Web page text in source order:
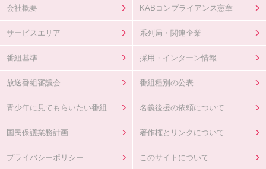
会社概要 KABコンプライアンス憲章
サービスエリア 系列局・関連企業
番組基準 採用・インターン情報
放送番組審議会 番組種別の公表
青少年に見てもらいたい番組 名義後援の依頼について
国民保護業務計画 著作権とリンクについて
プライバシーポリシー このサイトについて